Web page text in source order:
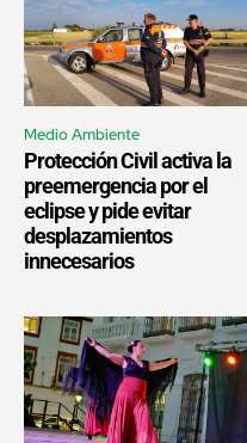
Medio Ambiente
Protección Civil activa la
preemergencia por el
eclipse y pide evitar
desplazamientos
innecesarios